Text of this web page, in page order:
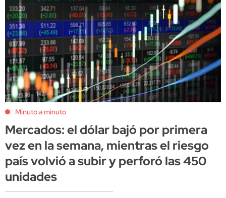
Minuto a minuto
Mercados: el dólar bajó por primera
vez en la semana, mientras el riesgo
país volvió a subir y perforó las 450
unidades